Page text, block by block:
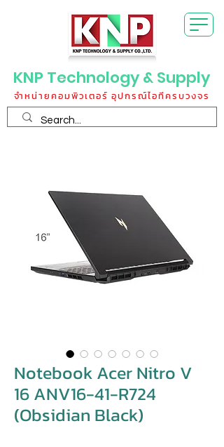
KNP Technology & Supply
จำหน่ายคอมพิวเตอร์ อุปกรณ์ไอทีครบวงจร
Notebook Acer Nitro V
16 ANV16-41-R724
(Obsidian Black)